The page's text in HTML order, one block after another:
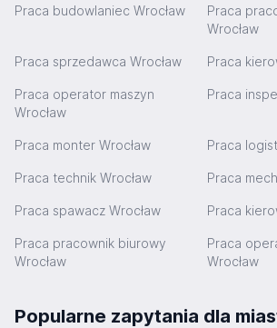
Praca budowlaniec Wrocław
Praca
Wrocław
Praca sprzedawca Wrocław Praca
Praca operator maszyn
Wrocław
Praca
Praca monter Wrocław Praca
Praca technik Wrocław Praca
Praca spawacz Wrocław Praca
Praca pracownik biurowy
Wrocław
Praca
Wrocław
Popularne zapytania dla